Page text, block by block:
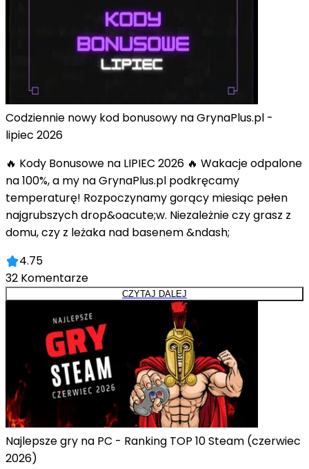
Codziennie nowy kod bonusowy na GrynaPlus.pl -
lipiec 2026
🔥 Kody Bonusowe na LIPIEC 2026 🔥 Wakacje odpalone
na 100%, a my na GrynaPlus.pl podkręcamy
temperaturę! Rozpoczynamy gorący miesiąc pełen
najgrubszych drop&oacute;w. Niezależnie czy grasz z
domu, czy z leżaka nad basenem &ndash;
4.75
32 Komentarze
CZYTAJ DALEJ
Najlepsze gry na PC - Ranking TOP 10 Steam (czerwiec
2026)